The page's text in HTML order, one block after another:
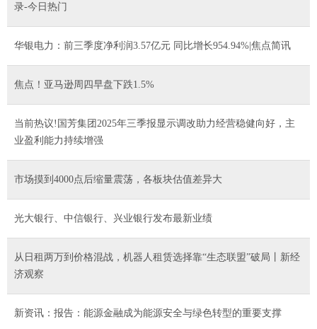
录-今日热门
华银电力：前三季度净利润3.57亿元 同比增长954.94%|焦点简讯
焦点！亚马逊周四早盘下跌1.5%
当前热议!国芳集团2025年三季报显示调改助力经营稳健向好，主
业盈利能力持续增强
市场摸到4000点后缩量震荡，各板块估值差异大
光大银行、中信银行、兴业银行发布最新业绩
从日租两万到价格混战，机器人租赁选择靠“生态联盟”破局丨新经
济观察
新资讯：报告：能源金融成为能源安全与绿色转型的重要支撑